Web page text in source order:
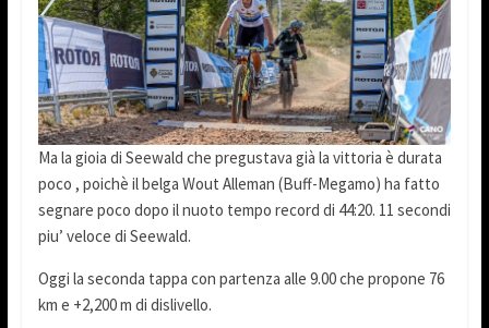
Ma la gioia di Seewald che pregustava già la vittoria è durata
poco , poichè il belga Wout Alleman (Buff-Megamo) ha fatto
segnare poco dopo il nuoto tempo record di 44:20. 11 secondi
piu’ veloce di Seewald.
Oggi la seconda tappa con partenza alle 9.00 che propone 76
km e +2,200 m di dislivello.